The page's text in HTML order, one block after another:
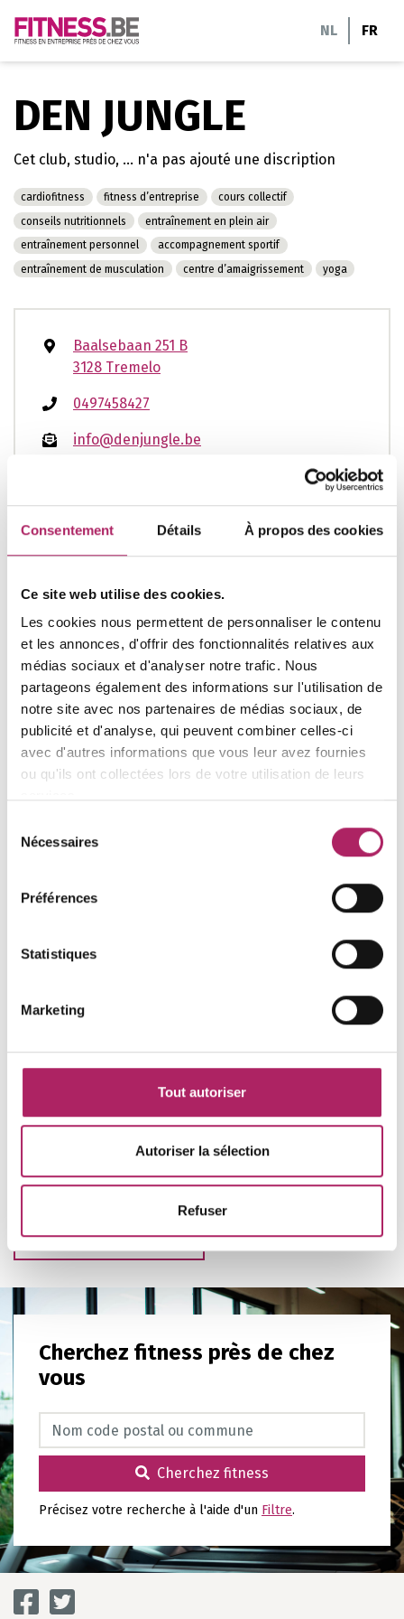
Consentement Détails À propos des cookies
Ce site web utilise des cookies.
Les cookies nous permettent de personnaliser le contenu
et les annonces, d'offrir des fonctionnalités relatives aux
médias sociaux et d'analyser notre trafic. Nous
partageons également des informations sur l'utilisation de
notre site avec nos partenaires de médias sociaux, de
publicité et d'analyse, qui peuvent combiner celles-ci
avec d'autres informations que vous leur avez fournies
ou qu'ils ont collectées lors de votre utilisation de leurs
Nécessaires
Préférences
Statistiques
Marketing
Tout autoriser
Autoriser la sélection
Refuser
NL FR
DEN JUNGLE
Cet club, studio, ... n'a pas ajouté une discription
cardiofitness fitness d’entreprise
cours collectif
conseils nutritionnels
entraînement en plein air
entraînement personnel
accompagnement sportif
entraînement de musculation
centre d’amaigrissement yoga
Baalsebaan 251 B
3128 Tremelo
0497458427
info@denjungle.be
07:00 - 22:30
ma
07:00 - 22:30
me
07:00 - 22:30
07:00 - 22:30
ve
07:00 - 22:30
sa
07:00 - 17:00
Veuillez noter que les heures d'ouverture du
du centre de remise en forme. Veuillez
Retours vers l'aperçu
Cherchez fitness près de chez
vous
Cherchez fitness
Cherchez fitness
Précisez votre recherche à l'aide d'un Filtre.